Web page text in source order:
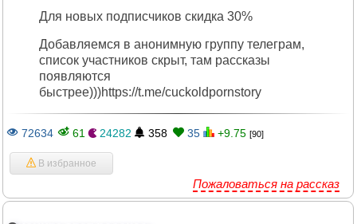
Для новых подписчиков скидка 30%
Добавляемся в анонимную группу телеграм,
список участников скрыт, там рассказы
появляются
быстрее)))https://t.me/cuckoldpornstory
72634 61 24282 358 35 +9.75 [90]
В избранное
Пожаловаться на рассказ